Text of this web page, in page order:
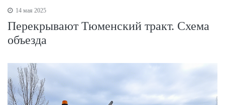
14 мая 2025
Перекрывают Тюменский тракт. Схема
объезда